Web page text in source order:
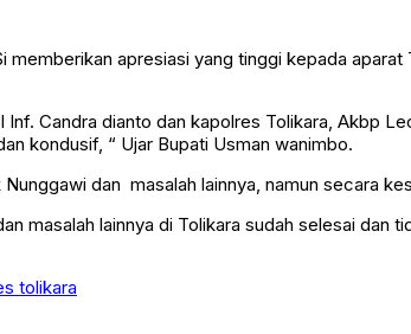
apresiasi yang tinggi kepada
Candra dianto dan kapolres Tolikara, Akbp
kondusif, “ Ujar Bupati Usman wanimbo.
dan masalah lainnya, namun secara
masalah lainnya di Tolikara sudah selesai
tolikara